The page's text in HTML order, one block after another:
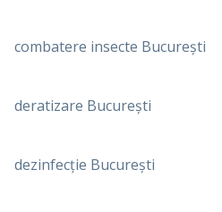
combatere insecte București
deratizare București
dezinfecție București